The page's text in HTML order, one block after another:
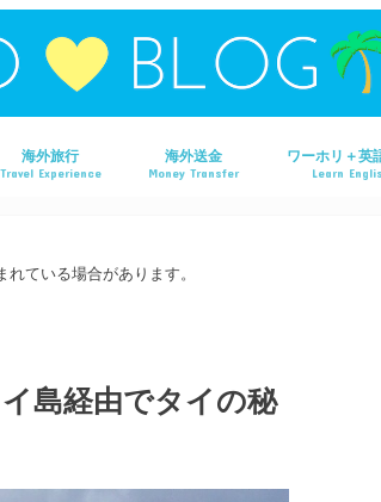
海外旅行
Travel Experience
海外送金
Money Transfer
ワーホリ＋英
Learn
ている場合があります。
島経由でタイの秘